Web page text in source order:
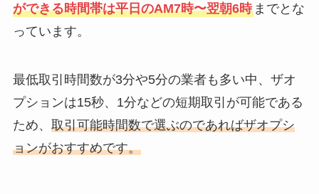
ができる時間帯は平日のAM7時〜翌朝6時までとな
っています。
最低取引時間数が3分や5分の業者も多い中、ザオ
プションは15秒、1分などの短期取引が可能である
ため、 取引可能時間数で選ぶのであればザオプシ
ョンがおすすめです。